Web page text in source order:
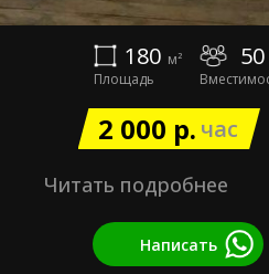
180 50
Площадь
м²
2 000 р. час
Читать подробнее
Написать